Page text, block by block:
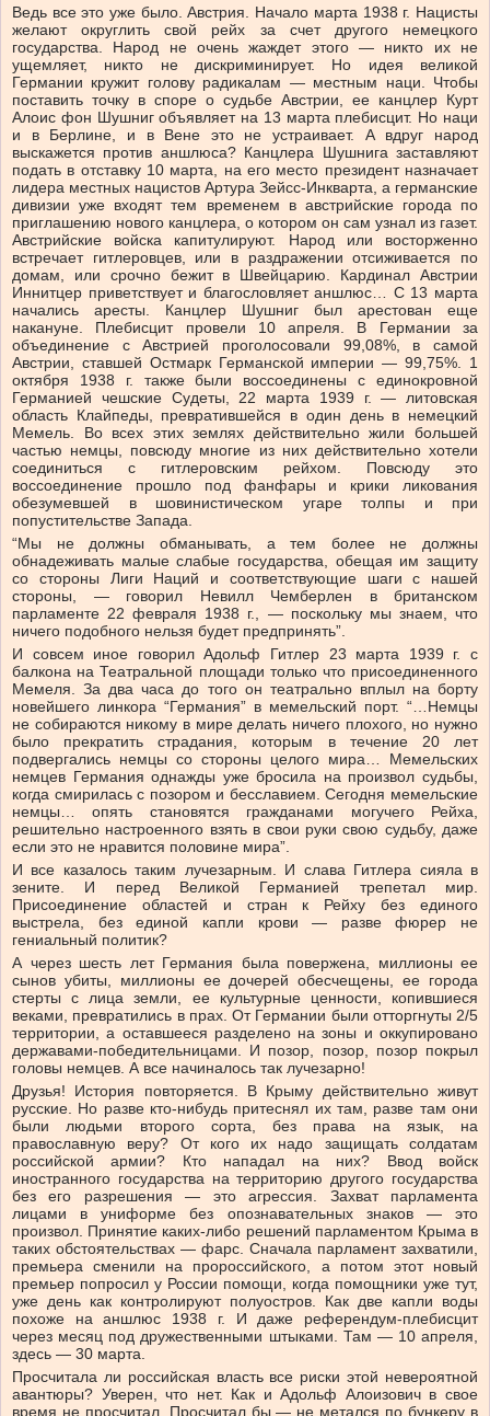
Ведь все это уже было. Австрия. Начало марта 1938 г. Нацисты
желают округлить свой рейх за счет другого немецкого
государства. Народ не очень жаждет этого — никто их не
ущемляет, никто не дискриминирует. Но идея великой
Германии кружит голову радикалам — местным наци. Чтобы
поставить точку в споре о судьбе Австрии, ее канцлер Курт
Алоис фон Шушниг объявляет на 13 марта плебисцит. Но наци
и в Берлине, и в Вене это не устраивает. А вдруг народ
выскажется против аншлюса? Канцлера Шушнига заставляют
подать в отставку 10 марта, на его место президент назначает
лидера местных нацистов Артура Зейсс-Инкварта, а германские
дивизии уже входят тем временем в австрийские города по
приглашению нового канцлера, о котором он сам узнал из газет.
Австрийские войска капитулируют. Народ или восторженно
встречает гитлеровцев, или в раздражении отсиживается по
домам, или срочно бежит в Швейцарию. Кардинал Австрии
Иннитцер приветствует и благословляет аншлюс… С 13 марта
начались аресты. Канцлер Шушниг был арестован еще
накануне. Плебисцит провели 10 апреля. В Германии за
объединение с Австрией проголосовали 99,08%, в самой
Австрии, ставшей Остмарк Германской империи — 99,75%. 1
октября 1938 г. также были воссоединены с единокровной
Германией чешские Судеты, 22 марта 1939 г. — литовская
область Клайпеды, превратившейся в один день в немецкий
Мемель. Во всех этих землях действительно жили большей
частью немцы, повсюду многие из них действительно хотели
соединиться с гитлеровским рейхом. Повсюду это
воссоединение прошло под фанфары и крики ликования
обезумевшей в шовинистическом угаре толпы и при
попустительстве Запада.
“Мы не должны обманывать, а тем более не должны
обнадеживать малые слабые государства, обещая им защиту
со стороны Лиги Наций и соответствующие шаги с нашей
стороны, — говорил Невилл Чемберлен в британском
парламенте 22 февраля 1938 г., — поскольку мы знаем, что
ничего подобного нельзя будет предпринять”.
И совсем иное говорил Адольф Гитлер 23 марта 1939 г. с
балкона на Театральной площади только что присоединенного
Мемеля. За два часа до того он театрально вплыл на борту
новейшего линкора “Германия” в мемельский порт. “…Немцы
не собираются никому в мире делать ничего плохого, но нужно
было прекратить страдания, которым в течение 20 лет
подвергались немцы со стороны целого мира… Мемельских
немцев Германия однажды уже бросила на произвол судьбы,
когда смирилась с позором и бесславием. Сегодня мемельские
немцы… опять становятся гражданами могучего Рейха,
решительно настроенного взять в свои руки свою судьбу, даже
если это не нравится половине мира”.
И все казалось таким лучезарным. И слава Гитлера сияла в
зените. И перед Великой Германией трепетал мир.
Присоединение областей и стран к Рейху без единого
выстрела, без единой капли крови — разве фюрер не
гениальный политик?
А через шесть лет Германия была повержена, миллионы ее
сынов убиты, миллионы ее дочерей обесчещены, ее города
стерты с лица земли, ее культурные ценности, копившиеся
веками, превратились в прах. От Германии были отторгнуты 2/5
территории, а оставшееся разделено на зоны и оккупировано
державами-победительницами. И позор, позор, позор покрыл
головы немцев. А все начиналось так лучезарно!
Друзья! История повторяется. В Крыму действительно живут
русские. Но разве кто-нибудь притеснял их там, разве там они
были людьми второго сорта, без права на язык, на
православную веру? От кого их надо защищать солдатам
российской армии? Кто нападал на них? Ввод войск
иностранного государства на территорию другого государства
без его разрешения — это агрессия. Захват парламента
лицами в униформе без опознавательных знаков — это
произвол. Принятие каких-либо решений парламентом Крыма в
таких обстоятельствах — фарс. Сначала парламент захватили,
премьера сменили на пророссийского, а потом этот новый
премьер попросил у России помощи, когда помощники уже тут,
уже день как контролируют полуостров. Как две капли воды
похоже на аншлюс 1938 г. И даже референдум-плебисцит
через месяц под дружественными штыками. Там — 10 апреля,
здесь — 30 марта.
Просчитала ли российская власть все риски этой невероятной
авантюры? Уверен, что нет. Как и Адольф Алоизович в свое
время не просчитал. Просчитал бы — не метался по бункеру в